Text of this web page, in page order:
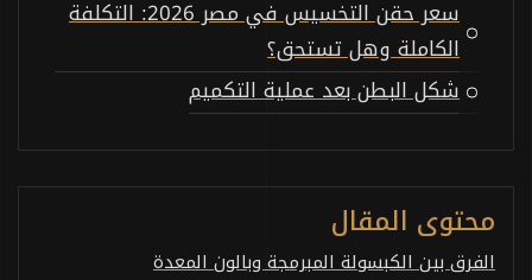
سعر حقن التخسيس في مصر 2026: التكلفة
الكاملة وهل تستحق؟
شكل البطن بعد عملية التكميم
محتوى المقال
الفرق بين الكبسولة المبرمجة وبالون المعدة